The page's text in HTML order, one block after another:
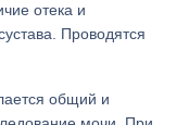
отека и
Проводятся
общий и